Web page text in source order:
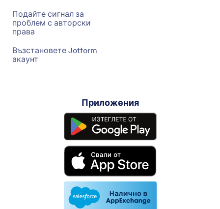
Подайте сигнал за
проблем с авторски
права
Възстановете Jotform
акаунт
Приложения